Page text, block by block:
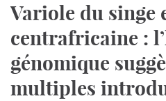
Variole du singe
centrafricaine :
génomique
multiples